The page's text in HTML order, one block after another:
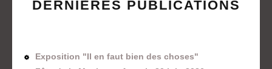
DERNIÈRES PUBLICATIONS
Exposition "Il en faut bien des choses"